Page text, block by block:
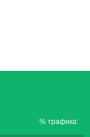
% трафика: